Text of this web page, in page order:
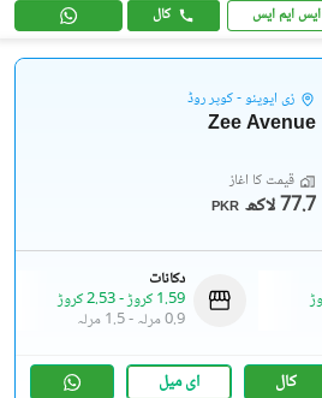
ایس ایم ایس کال
زی ایوینو - کوپر روڈ
Zee Avenue
قیمت کا آغاز
PKR 77.7 لاکھ
دکانات
1.59 کروڑ
-2.53 کروڑ
0.9 مرلہ
-1.5 مرلہ
کال ای میل